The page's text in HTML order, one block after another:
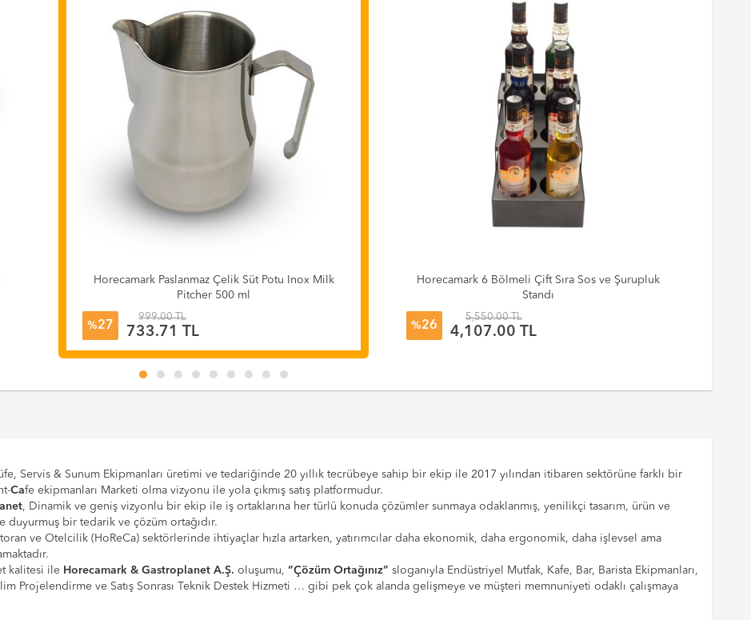
Horecamark Paslanmaz Çelik Süt Potu Inox Milk
Pitcher 500 ml
%27
999.00 TL
733.71 TL
Horecamark 6 Bölmeli Çift Sıra Sos ve Şurupluk
Standı
%26
5,550.00 TL
4,107.00 TL
Servis & Sunum Ekipmanları üretimi ve tedariğinde 20 yıllık tecrübeye sahip bir ekip ile 2017 yılından itibaren sektörüne farklı bir
Cafe ekipmanları Marketi olma vizyonu ile yola çıkmış satış platformudur.
, Dinamik ve geniş vizyonlu bir ekip ile iş ortaklarına her türlü konuda çözümler sunmaya odaklanmış, yenilikçi tasarım, ürün ve
duyurmuş bir tedarik ve çözüm ortağıdır.
ve Otelcilik (HoReCa) sektörlerinde ihtiyaçlar hızla artarken, yatırımcılar daha ekonomik, daha ergonomik, daha işlevsel ama
kalitesi ile Horecamark & Gastroplanet A.Ş. oluşumu, “Çözüm Ortağınız” sloganıyla Endüstriyel Mutfak, Kafe, Bar, Barista Ekipmanları,
Projelendirme ve Satış Sonrası Teknik Destek Hizmeti … gibi pek çok alanda gelişmeye ve müşteri memnuniyeti odaklı çalışmaya